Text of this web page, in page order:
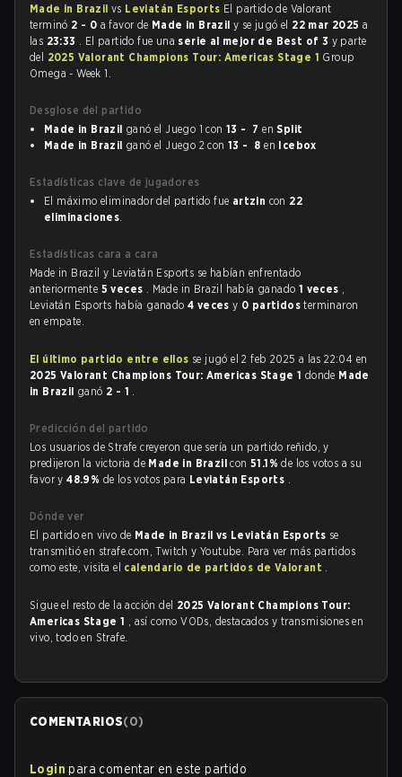
Made in Brazil vs Leviatán Esports El partido de Valorant
terminó 2 - 0 a favor de Made in Brazily se jugó el 22 mar 2025a
las 23:33 . El partido fue una serie al mejor de Best of 3 y parte
del 2025 Valorant Champions Tour: Americas Stage 1 Group
Omega - Week 1.
Desglose del partido
Made in Brazil ganó el Juego 1 con13 - 7 enSplit
Made in Brazil ganó el Juego 2 con13 - 8 en Icebox
Estadísticas clave de jugadores
El máximo eliminador del partido fue artzin con 22
eliminaciones.
Estadísticas cara a cara
Made in Brazil y Leviatán Esports se habían enfrentado
anteriormente 5 veces . Made in Brazil había ganado 1 veces ,
Leviatán Esports había ganado 4 vecesy 0 partidosterminaron
en empate.
El último partido entre ellos se jugó el 2 feb 2025 a las 22:04 en
2025 Valorant Champions Tour: Americas Stage 1 donde Made
in Brazil ganó 2 - 1 .
Predicción del partido
Los usuarios de Strafe creyeron que sería un partido reñido, y
predijeron la victoria de Made in Brazilcon51.1%de los votos a su
favor y48.9% de los votos para Leviatán Esports .
Dónde ver
El partido en vivo de Made in Brazil vs Leviatán Esports se
transmitió en strafe.com, Twitch y Youtube. Para ver más partidos
como este, visita el calendario de partidos de Valorant .
Sigue el resto de la acción del 2025 Valorant Champions Tour:
Americas Stage 1 , así como VODs, destacados y transmisiones en
vivo, todo en Strafe.
COMENTARIOS(0)
Login para comentar en este partido